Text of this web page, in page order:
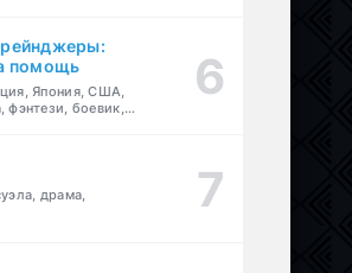
помощь
Япония, США,
фэнтези, боевик,
драма,